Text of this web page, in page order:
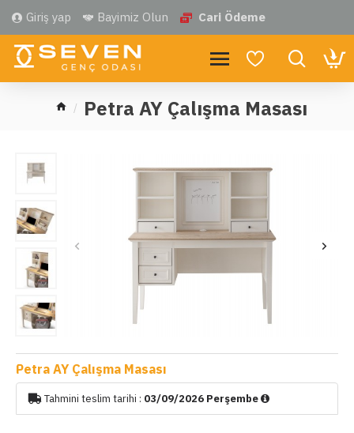
Giriş yap Bayimiz Olun Cari Ödeme
Petra AY Çalışma Masası
Petra AY Çalışma Masası
Tahmini teslim tarihi : 03/09/2026 Perşembe